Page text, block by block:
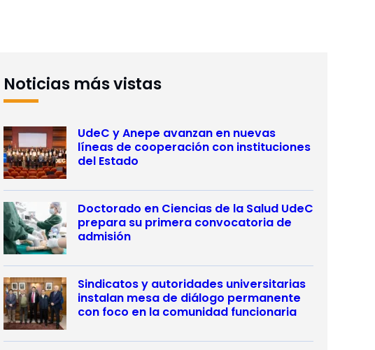
Noticias más vistas
UdeC y Anepe avanzan en nuevas
líneas de cooperación con instituciones
del Estado
Doctorado en Ciencias de la Salud UdeC
prepara su primera convocatoria de
admisión
Sindicatos y autoridades universitarias
instalan mesa de diálogo permanente
con foco en la comunidad funcionaria